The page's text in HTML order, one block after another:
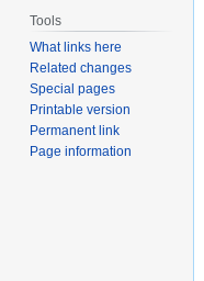
Tools
What links here
Related changes
Special pages
Printable version
Permanent link
Page information